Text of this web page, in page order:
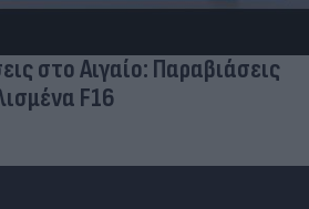
στο Αιγαίο: Παραβιάσεις
F16